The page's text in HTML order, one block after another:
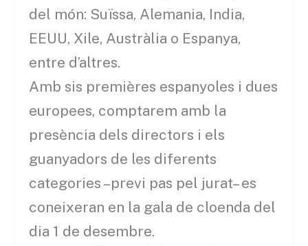
del món: Suïssa, Alemania, India,
EEUU, Xile, Austràlia o Espanya,
entre d’altres.
Amb sis premières espanyoles i dues
europees, comptarem amb la
presència dels directors i els
guanyadors de les diferents
categories –previ pas pel jurat– es
coneixeran en la gala de cloenda del
dia 1 de desembre.